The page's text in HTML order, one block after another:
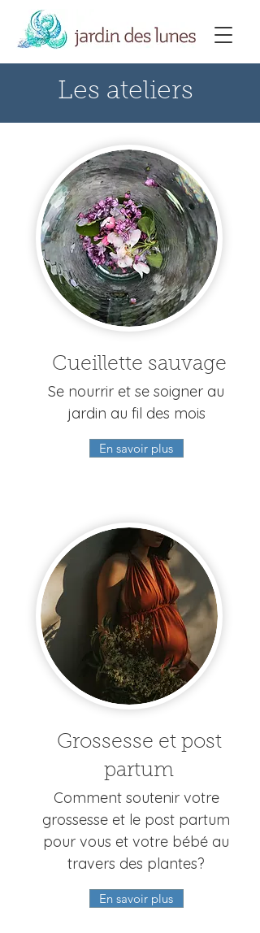
Les ateliers
En savoir plus
Cueillette sauvage
Se nourrir et se soigner au
jardin au fil des mois
En savoir plus
Grossesse et post
partum
Comment soutenir votre
grossesse et le post partum
pour vous et votre bébé au
travers des plantes?